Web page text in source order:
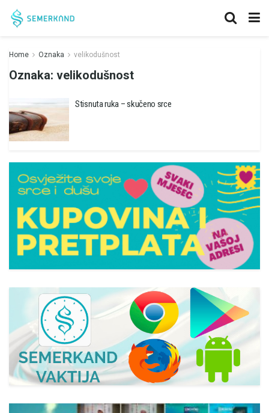
Home Oznaka velikodušnost
Oznaka: velikodušnost
Stisnuta ruka – skučeno srce